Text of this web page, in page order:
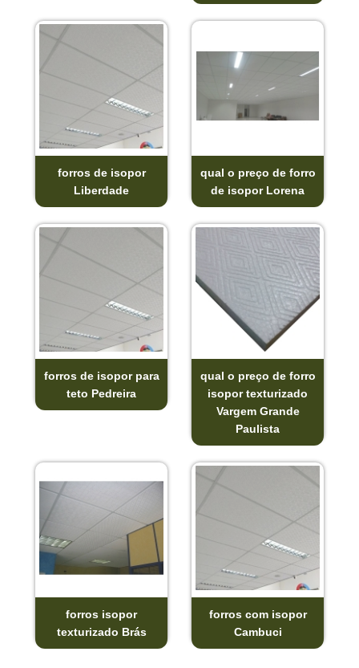
forros de isopor
Liberdade
qual o preço de forro
de isopor Lorena
forros de isopor para
teto Pedreira
qual o preço de forro
isopor texturizado
Vargem Grande
Paulista
forros isopor
texturizado Brás
forros com isopor
Cambuci